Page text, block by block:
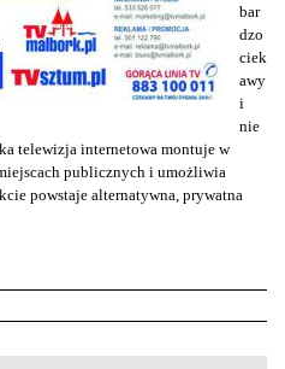
bar
dzo
ciek
awy
i
nie
telewizja internetowa montuje w
publicznych i umożliwia
powstaje alternatywna, prywatna